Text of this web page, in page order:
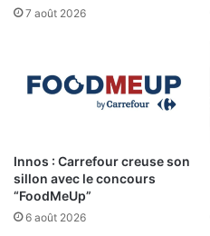
7 août 2026
Innos : Carrefour creuse son
sillon avec le concours
“FoodMeUp”
6 août 2026